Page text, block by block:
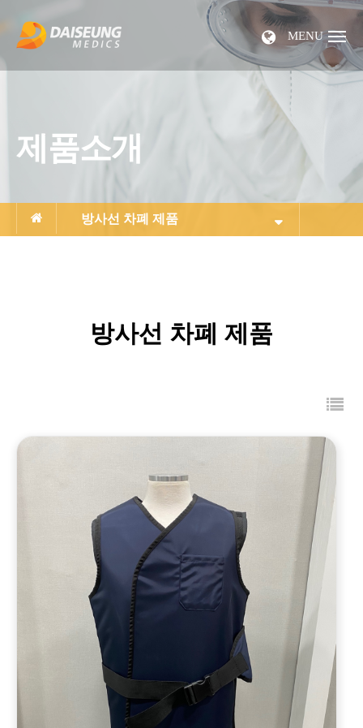
MENU
제품소개
방사선 차폐 제품
방사선 차폐 제품